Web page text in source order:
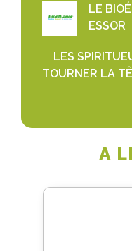
LE
ESSOR
LES
TOURNER LA
A